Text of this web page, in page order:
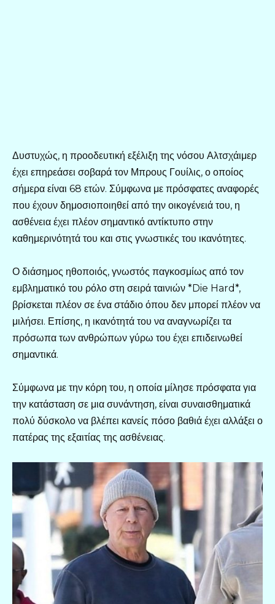
Δυστυχώς, η προοδευτική εξέλιξη της νόσου Αλτσχάιμερ
έχει επηρεάσει σοβαρά τον Μπρους Γουίλις, ο οποίος
σήμερα είναι 68 ετών. Σύμφωνα με πρόσφατες αναφορές
που έχουν δημοσιοποιηθεί από την οικογένειά του, η
ασθένεια έχει πλέον σημαντικό αντίκτυπο στην
καθημερινότητά του και στις γνωστικές του ικανότητες.
Ο διάσημος ηθοποιός, γνωστός παγκοσμίως από τον
εμβληματικό του ρόλο στη σειρά ταινιών *Die Hard*,
βρίσκεται πλέον σε ένα στάδιο όπου δεν μπορεί πλέον να
μιλήσει. Επίσης, η ικανότητά του να αναγνωρίζει τα
πρόσωπα των ανθρώπων γύρω του έχει επιδεινωθεί
σημαντικά.
Σύμφωνα με την κόρη του, η οποία μίλησε πρόσφατα για
την κατάσταση σε μια συνάντηση, είναι συναισθηματικά
πολύ δύσκολο να βλέπει κανείς πόσο βαθιά έχει αλλάξει ο
πατέρας της εξαιτίας της ασθένειας.